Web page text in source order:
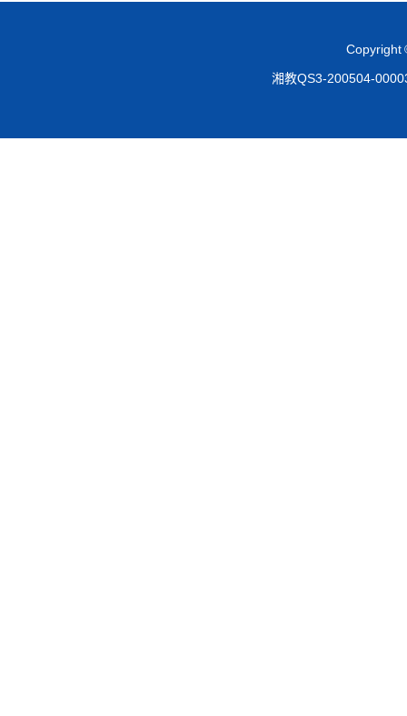
Copyright
湘教QS3-200504-